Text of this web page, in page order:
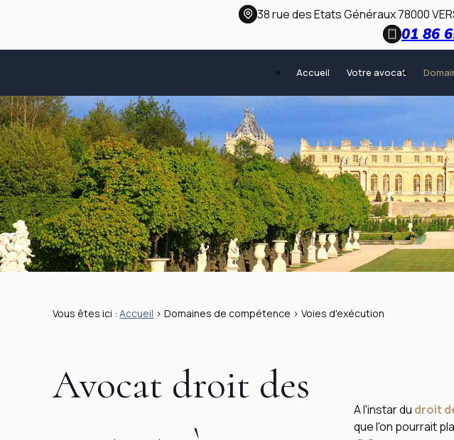
38 rue des Etats Généraux78000
01 86
Accueil Votre avocat
Vous êtes ici : Accueil >Domaines de compétence > Voies d'exécution
Avocat droit des
A l'instar du droit
que l'on pourrait